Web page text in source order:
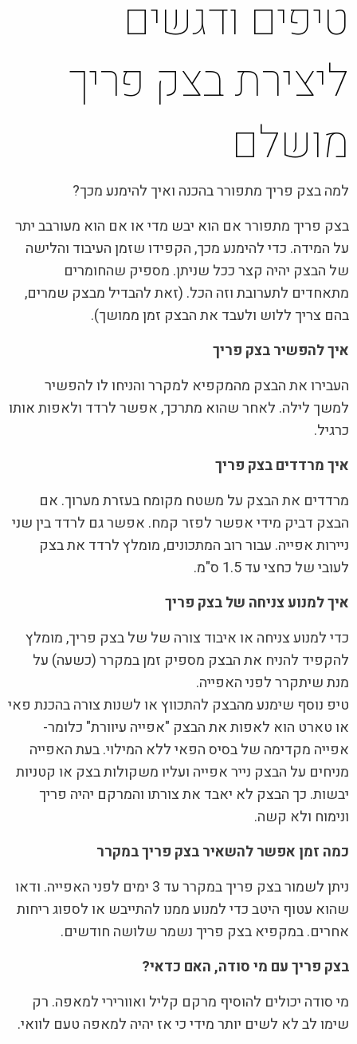
טיפים ודגשים
ליצירת בצק פריך
מושלם
למה בצק פריך מתפורר בהכנה ואיך להימנע מכך?
בצק פריך מתפורר אם הוא יבש מדי או אם הוא מעורבב יתר
על המידה. כדי להימנע מכך, הקפידו שזמן העיבוד והלישה
של הבצק יהיה קצר ככל שניתן. מספיק שהחומרים
מתאחדים לתערובת וזה הכל. (זאת להבדיל מבצק שמרים,
בהם צריך ללוש ולעבד את הבצק זמן ממושך).
איך להפשיר בצק פריך
העבירו את הבצק מהמקפיא למקרר והניחו לו להפשיר
למשך לילה. לאחר שהוא מתרכך, אפשר לרדד ולאפות אותו
כרגיל.
איך מרדדים בצק פריך
מרדדים את הבצק על משטח מקומח בעזרת מערוך. אם
הבצק דביק מידי אפשר לפזר קמח. אפשר גם לרדד בין שני
ניירות אפייה. עבור רוב המתכונים, מומלץ לרדד את בצק
לעובי של כחצי עד 1.5 ס"מ.
איך למנוע צניחה של בצק פריך
כדי למנוע צניחה או איבוד צורה של של בצק פריך, מומלץ
להקפיד להניח את הבצק מספיק זמן במקרר (כשעה) על
מנת שיתקרר לפני האפייה.
טיפ נוסף שימנע מהבצק להתכווץ או לשנות צורה בהכנת פאי
או טארט הוא לאפות את הבצק "אפייה עיוורת" כלומר-
אפייה מקדימה של בסיס הפאי ללא המילוי. בעת האפייה
מניחים על הבצק נייר אפייה ועליו משקולות בצק או קטניות
יבשות. כך הבצק לא יאבד את צורתו והמרקם יהיה פריך
ונימוח ולא קשה.
כמה זמן אפשר להשאיר בצק פריך במקרר
ניתן לשמור בצק פריך במקרר עד 3 ימים לפני האפייה. ודאו
שהוא עטוף היטב כדי למנוע ממנו להתייבש או לספוג ריחות
אחרים. במקפיא בצק פריך נשמר שלושה חודשים.
בצק פריך עם מי סודה, האם כדאי?
מי סודה יכולים להוסיף מרקם קליל ואוורירי למאפה. רק
שימו לב לא לשים יותר מידי כי אז יהיה למאפה טעם לוואי.